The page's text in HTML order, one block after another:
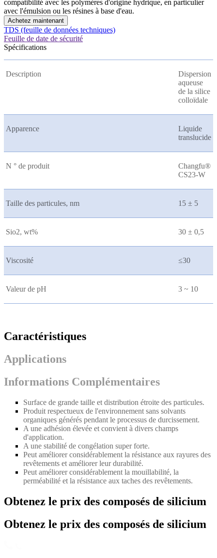
compatibilité avec les polymères d'origine hydrique, en particulier
avec l'émulsion ou les résines à base d'eau.
Achetez maintenant
TDS (feuille de données techniques)
Feuille de date de sécurité
Spécifications
Description
Dispersion
aqueuse
de la silice
colloïdale
Apparence
Liquide
translucide
N ° de produit
Changfu®
CS23-W
Taille des particules, nm 15 ± 5
Sio2, wt% 30 ± 0,5
Viscosité ≤30
Valeur de pH 3 ~ 10
Caractéristiques
Applications
Informations Complémentaires
Surface de grande taille et distribution étroite des particules.
Produit respectueux de l'environnement sans solvants
organiques générés pendant le processus de durcissement.
A une adhésion élevée et convient à divers champs
d'application.
A une stabilité de congélation super forte.
Peut améliorer considérablement la résistance aux rayures des
revêtements et améliorer leur durabilité.
Peut améliorer considérablement la mouillabilité, la
perméabilité et la résistance aux taches des revêtements.
Obtenez le prix des composés de silicium
Obtenez le prix des composés de silicium